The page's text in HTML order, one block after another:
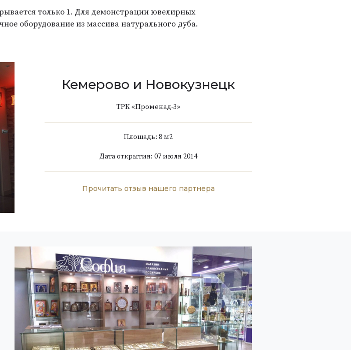
только 1. Для демонстрации ювелирных
оборудование из массива натурального дуба.
Кемерово и Новокузнецк
ТРК «Променад-3»
Площадь: 8 м2
Дата открытия: 07 июля 2014
Прочитать отзыв нашего партнера